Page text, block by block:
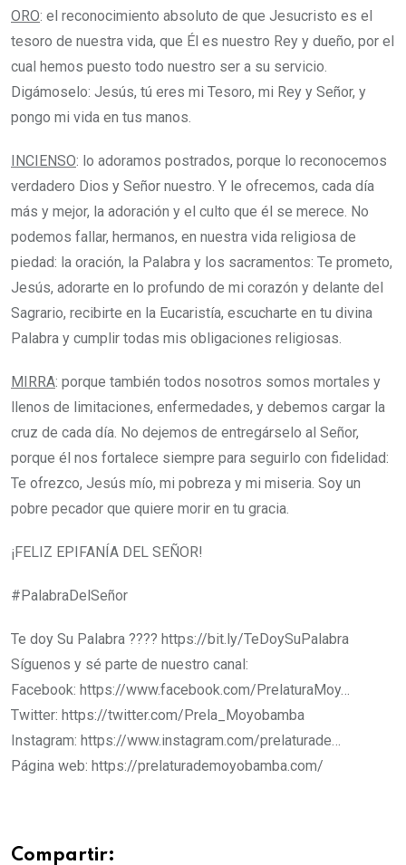
ORO: el reconocimiento absoluto de que Jesucristo es el
tesoro de nuestra vida, que Él es nuestro Rey y dueño, por el
cual hemos puesto todo nuestro ser a su servicio.
Digámoselo: Jesús, tú eres mi Tesoro, mi Rey y Señor, y
pongo mi vida en tus manos.
INCIENSO: lo adoramos postrados, porque lo reconocemos
verdadero Dios y Señor nuestro. Y le ofrecemos, cada día
más y mejor, la adoración y el culto que él se merece. No
podemos fallar, hermanos, en nuestra vida religiosa de
piedad: la oración, la Palabra y los sacramentos: Te prometo,
Jesús, adorarte en lo profundo de mi corazón y delante del
Sagrario, recibirte en la Eucaristía, escucharte en tu divina
Palabra y cumplir todas mis obligaciones religiosas.
MIRRA: porque también todos nosotros somos mortales y
llenos de limitaciones, enfermedades, y debemos cargar la
cruz de cada día. No dejemos de entregárselo al Señor,
porque él nos fortalece siempre para seguirlo con fidelidad:
Te ofrezco, Jesús mío, mi pobreza y mi miseria. Soy un
pobre pecador que quiere morir en tu gracia.
¡FELIZ EPIFANÍA DEL SEÑOR!
#PalabraDelSeñor
Te doy Su Palabra​​​​​​​​​​​​​​​​ ???? https://bit.ly/TeDoySuPalabra
Síguenos y sé parte de nuestro canal:
Facebook: https://www.facebook.com/PrelaturaMoy…
Twitter: https://twitter.com/Prela_Moyobamba​
Instagram: https://www.instagram.com/prelaturade…
Página web: https://prelaturademoyobamba.com/
Compartir: